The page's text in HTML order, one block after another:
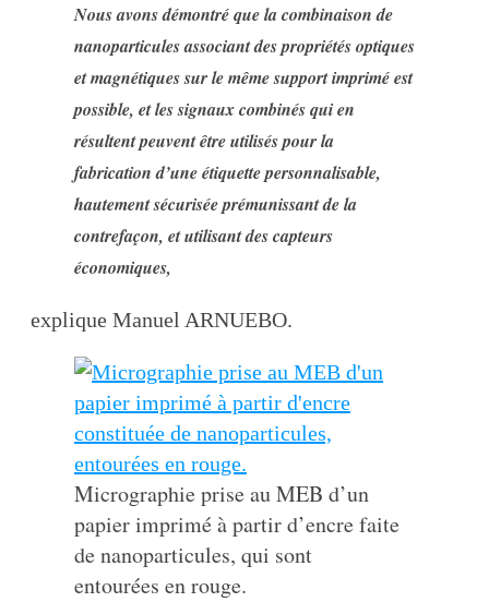
Nous avons démontré que la combinaison de
nanoparticules associant des propriétés optiques
et magnétiques sur le même support imprimé est
possible, et les signaux combinés qui en
résultent peuvent être utilisés pour la
fabrication d’une étiquette personnalisable,
hautement sécurisée prémunissant de la
contrefaçon, et utilisant des capteurs
économiques,
explique Manuel ARNUEBO.
Micrographie prise au MEB d’un
papier imprimé à partir d’encre faite
de nanoparticules, qui sont
entourées en rouge.